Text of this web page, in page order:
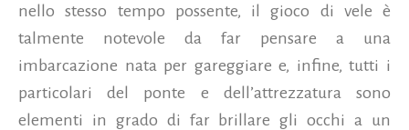
nello stesso tempo possente, il gioco di vele è
talmente notevole da far pensare a una
imbarcazione nata per gareggiare e, infine, tutti i
particolari del ponte e dell’attrezzatura sono
elementi in grado di far brillare gli occhi a un